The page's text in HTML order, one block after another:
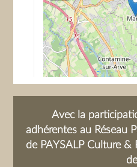
raves, légumes
séchées et fumées.
de subsistance, en
était indispensable
"repartir" après la
vols (il est souvent
Avec la
adhérentes au Réseau
de PAYSALP Culture